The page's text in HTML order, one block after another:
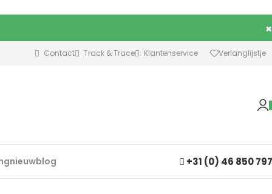
×
Contact Track & Trace Klantenservice Verlanglijstje
nieuwblog
+31 (0) 46 850